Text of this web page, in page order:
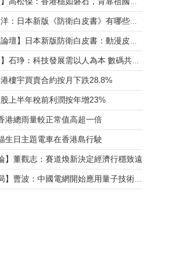
樓宇買賣合約按月下跌28.8%
上半年稅前利潤按年增23%
港總雨量較正常值高超一倍
生日主題電車在香港島行駛
】董觀志：賽道煥新決定經濟行穩致遠